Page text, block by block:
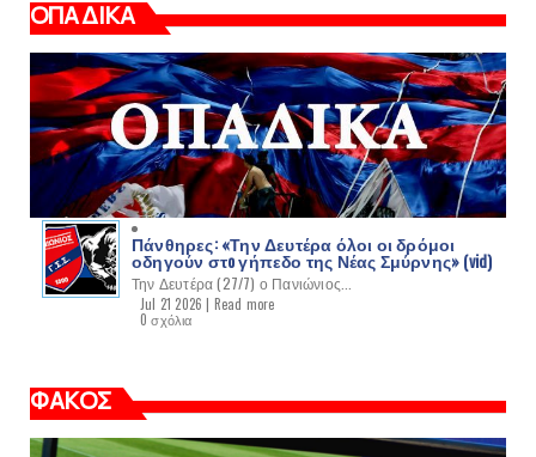
ΟΠΑΔΙΚΑ
Πάνθηρες: «Την Δευτέρα όλοι οι δρόμοι
οδηγούν στo γήπεδο της Νέας Σμύρνης» (vid)
Την Δευτέρα (27/7) ο Πανιώνιος...
Jul 21 2026 | Read more
0 σχόλια
ΦΑΚΟΣ